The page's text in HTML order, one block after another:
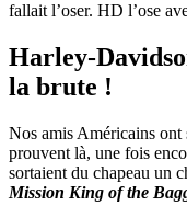
fallait l’oser. HD l’ose
Harley-
la brute !
Nos amis Américains ont
prouvent là, une fois
sortaient du chapeau un
Mission King of the